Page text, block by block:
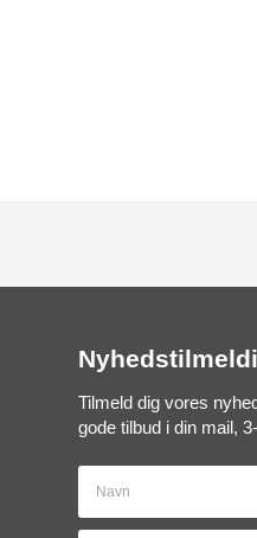
Tilmeld dig vores
gode tilbud i din mail,